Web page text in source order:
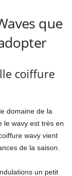
que
coiffure
domaine de la
le wavy est très en
wavy vient
de la saison.
un petit